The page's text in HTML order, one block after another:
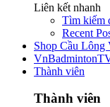
Liên kết nhanh
Tìm kiếm
Recent
Shop Cầu Lông
Thành viên
Thành viên